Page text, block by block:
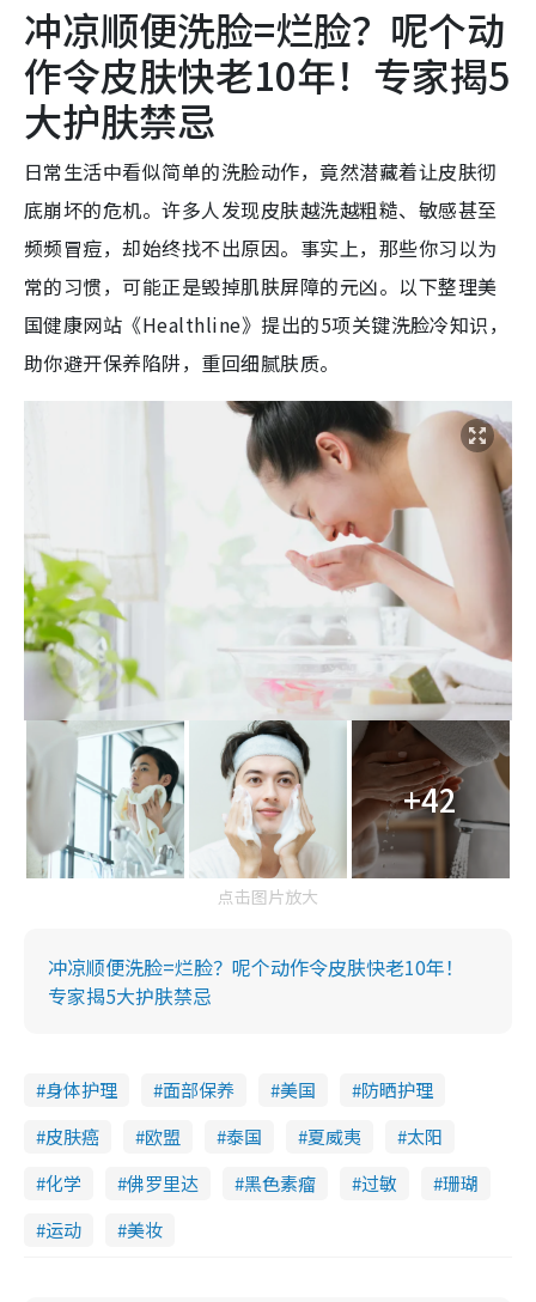
冲凉顺便洗脸=烂脸？呢个动
作令皮肤快老10年！专家揭5
大护肤禁忌
日常生活中看似简单的洗脸动作，竟然潜藏着让皮肤彻
底崩坏的危机。许多人发现皮肤越洗越粗糙、敏感甚至
频频冒痘，却始终找不出原因。事实上，那些你习以为
常的习惯，可能正是毁掉肌肤屏障的元凶。以下整理美
国健康网站《Healthline》提出的5项关键洗脸冷知识，
助你避开保养陷阱，重回细腻肤质。
+42
点击图片放大
冲凉顺便洗脸=烂脸？呢个动作令皮肤快老10年！
专家揭5大护肤禁忌
身体护理 面部保养 美国
防晒护理
皮肤癌
欧盟 泰国 夏威夷
太阳
化学
佛罗里达 黑色素瘤 过敏
珊瑚
运动
美妆